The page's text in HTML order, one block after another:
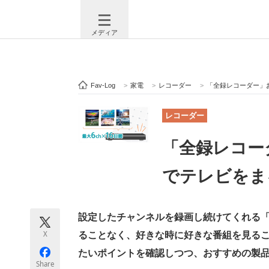
メディア
注目記事を集めた総合ページ ITの今
ビジネスと働き方のヒント AI活用
モノづくり技術者専門サイト エレクトロ
Fav-Log > 家電 > レコーダー > 「全録レコーダー
レコーダー
「全録レコ
でテレビを
X
Share
設定したチャンネルを録画し続けてくれる
ることなく、好きな時に好きな番組を見る
たいポイントを確認しつつ、おすすめの製